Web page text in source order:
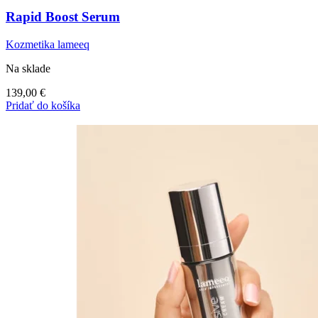
Rapid Boost Serum
Kozmetika lameeq
Na sklade
139,00 €
Pridať do košíka